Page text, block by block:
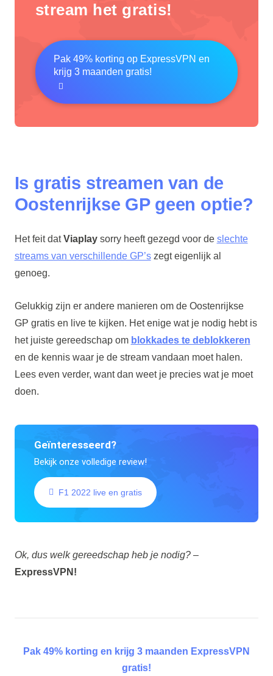
stream het gratis!
Pak 49% korting op ExpressVPN en
krijg 3 maanden gratis!
Is gratis streamen van de
Oostenrijkse GP geen optie?
Het feit datViaplaysorry heeft gezegd voor de slechte
streams van verschillende GP’szegt eigenlijk al
genoeg.
Gelukkig zijn er andere manieren om de Oostenrijkse
GP gratis en live te kijken. Het enige wat je nodig hebt is
het juiste gereedschap om blokkades te deblokkeren
en de kennis waar je de stream vandaan moet halen.
Lees even verder, want dan weet je precies wat je moet
doen.
Geïnteresseerd?
Bekijk onze volledige review!
F1 2022 live en gratis
Ok, dus welk gereedschap heb je nodig?–
ExpressVPN!
Pak 49% korting en krijg 3 maanden ExpressVPN
gratis!